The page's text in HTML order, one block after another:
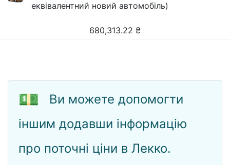
еквівалентний новий автомобіль)
680,313.22 ₴
💵
Ви можете допомогти
іншим додавши інформацію
про поточні ціни в Лекко.